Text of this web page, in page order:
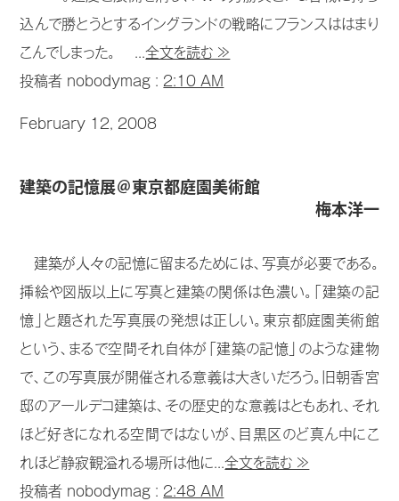
込んで勝とうとするイングランドの戦略にフランスははまり
こんでしまった。 ...全文を読む ≫
投稿者 nobodymag : 2:10 AM
February 12, 2008
建築の記憶展＠東京都庭園美術館
梅本洋一
建築が人々の記憶に留まるためには、写真が必要である。
挿絵や図版以上に写真と建築の関係は色濃い。「建築の記
憶」と題された写真展の発想は正しい。東京都庭園美術館
という、まるで空間それ自体が「建築の記憶」のような建物
で、この写真展が開催される意義は大きいだろう。旧朝香宮
邸のアールデコ建築は、その歴史的な意義はともあれ、それ
ほど好きになれる空間ではないが、目黒区のど真ん中にこ
れほど静寂観溢れる場所は他に...全文を読む ≫
投稿者 nobodymag : 2:48 AM